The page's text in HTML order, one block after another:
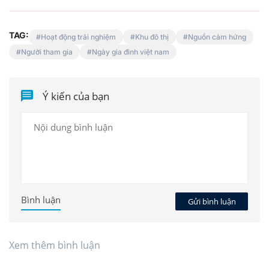
TAG: Hoạt động trải nghiệm Khu đô thị
Nguồn cảm hứng
Người tham gia
Ngày gia đình việt nam
Ý kiến của bạn
Gửi bình luận
Bình luận
Xem thêm bình luận